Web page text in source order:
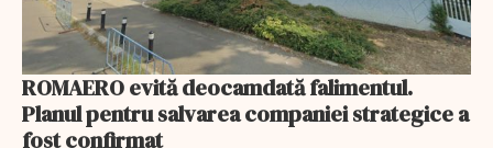
ROMAERO evită deocamdată falimentul.
Planul pentru salvarea companiei strategice a
fost confirmat